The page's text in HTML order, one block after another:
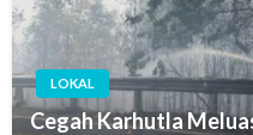
LOKAL
Cegah Karhutla